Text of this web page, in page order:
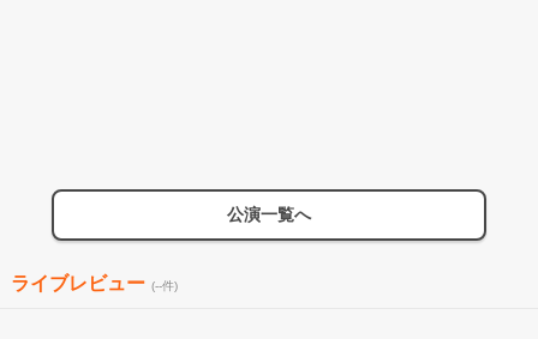
公演一覧へ
ライブレビュー (--件)